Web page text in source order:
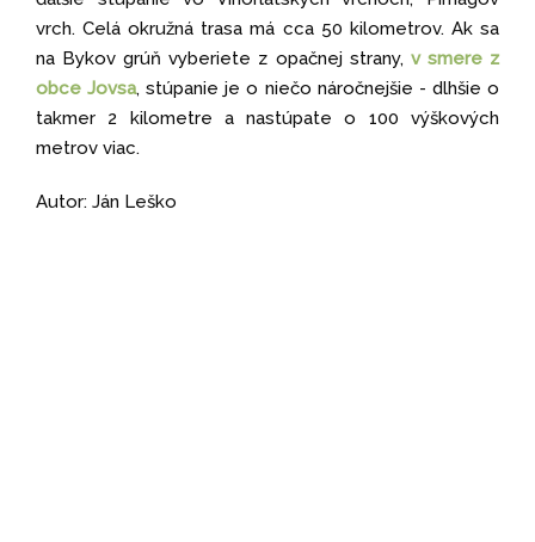
vrch. Celá okružná trasa má cca 50 kilometrov. Ak sa
na Bykov grúň vyberiete z opačnej strany, v smere z
obce Jovsa, stúpanie je o niečo náročnejšie - dlhšie o
takmer 2 kilometre a nastúpate o 100 výškových
metrov viac.
Autor: Ján Leško